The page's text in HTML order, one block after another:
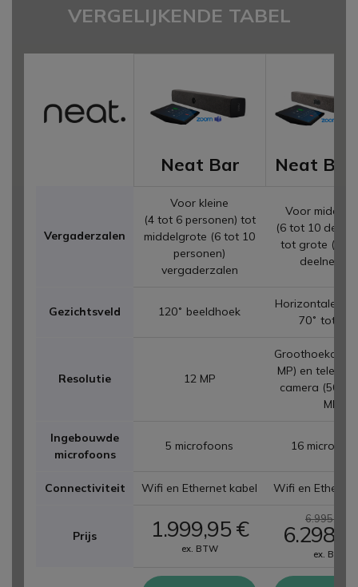
VERGELIJKENDE TABEL
Neat Bar Neat Bar
Vergaderzalen
Voor kleine
(4 tot 6 personen) tot
middelgrote (6 tot 10
personen)
vergaderzalen
Voor
(6 tot 10
tot grote (10
Gezichtsveld 120˚ beeldhoek
Horizontale
70˚ tot
Resolutie 12 MP
MP) en
camera (50
MP
Ingebouwde
microfoons
5 microfoons 16
Connectiviteit Wifi en Ethernet kabel Wifi en
Prijs 1.999,95 €
ex. BTW
6.995,95 €
ex. BTW